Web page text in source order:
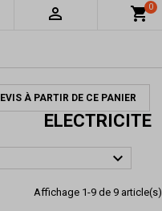
 shopping_cart0
À PARTIR DE CE PANIER
ELECTRICITE

Affichage 1-9 de 9 article(s)